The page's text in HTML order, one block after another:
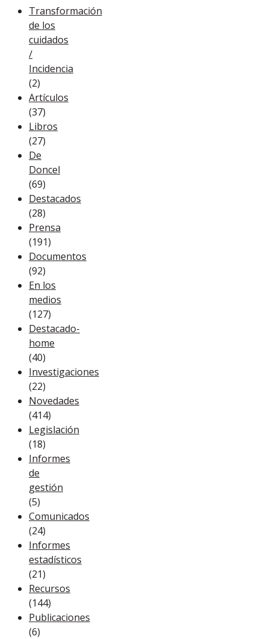
Transformación
de los
cuidados
/
Incidencia
(2)
Artículos
(37)
Libros
(27)
De
Doncel
(69)
Destacados
(28)
Prensa
(191)
Documentos
(92)
En los
medios
(127)
Destacado-
home
(40)
Investigaciones
(22)
Novedades
(414)
Legislación
(18)
Informes
de
gestión
(5)
Comunicados
(24)
Informes
estadísticos
(21)
Recursos
(144)
Publicaciones
(6)